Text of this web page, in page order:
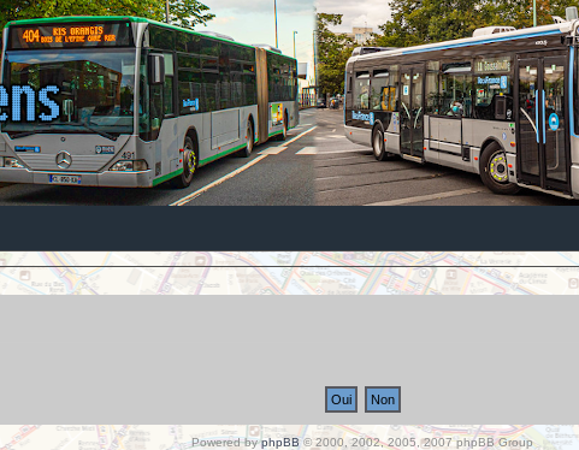
Powered byphpBB© 2000, 2002, 2005, 2007 phpBB Group